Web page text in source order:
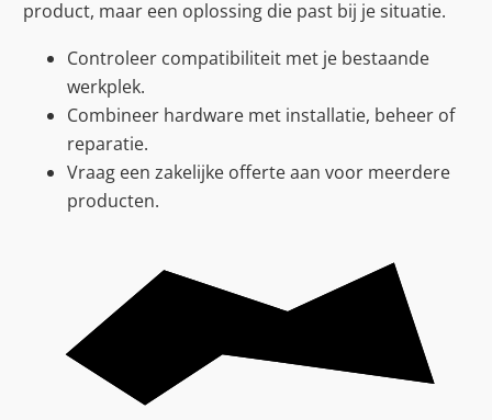
product, maar een oplossing die past bij je situatie.
Controleer compatibiliteit met je bestaande
werkplek.
Combineer hardware met installatie, beheer of
reparatie.
Vraag een zakelijke offerte aan voor meerdere
producten.